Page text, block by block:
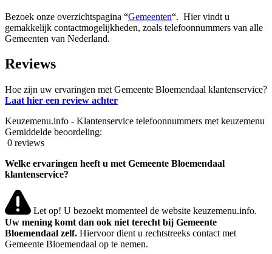
Bezoek onze overzichtspagina “Gemeenten“. Hier vindt u
gemakkelijk contactmogelijkheden, zoals telefoonnummers van alle
Gemeenten van Nederland.
Reviews
Hoe zijn uw ervaringen met Gemeente Bloemendaal klantenservice?
Laat hier een review achter
Keuzemenu.info - Klantenservice telefoonnummers met keuzemenu
Gemiddelde beoordeling:
0 reviews
Welke ervaringen heeft u met Gemeente Bloemendaal
klantenservice?
Let op! U bezoekt momenteel de website keuzemenu.info.
Uw mening komt dan ook niet terecht bij Gemeente
Bloemendaal zelf. Hiervoor dient u rechtstreeks contact met
Gemeente Bloemendaal op te nemen.